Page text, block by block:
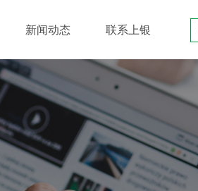
新闻动态 联系上银